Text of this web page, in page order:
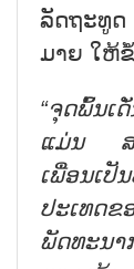
ລັດຖະທູ
ມາຍ ໃຫ້
“ຈຸດພົ້ນເ
ແມ່ນ ສອ
ເພື່ອນເປັ
ປະເທດ
ພັດທະນ